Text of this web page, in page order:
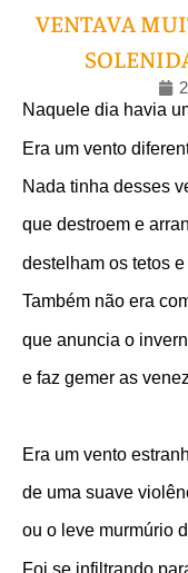
VENTAVA
Naquele dia havia
Era um vento
Nada tinha desses
que destroem e
destelham os tetos
Também não era
que anuncia o
e faz gemer as
Era um vento
de uma suave
ou o leve murmúrio
Foi se infiltrando